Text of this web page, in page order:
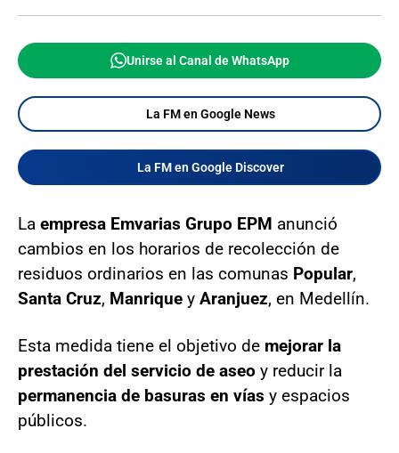
Unirse al Canal de WhatsApp
La FM en Google News
La FM en Google Discover
La empresa Emvarias Grupo EPM anunció
cambios en los horarios de recolección de
residuos ordinarios en las comunas Popular,
Santa Cruz, Manrique y Aranjuez, en Medellín.
Esta medida tiene el objetivo de mejorar la
prestación del servicio de aseo y reducir la
permanencia de basuras en vías y espacios
públicos.